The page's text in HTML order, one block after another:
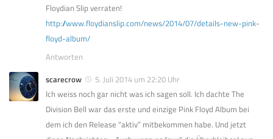
Floydian Slip verraten!
http://www.floydianslip.com/news/2014/07/details-new-pink-
floyd-album/
Antworten
scarecrow
5. Juli 2014 um 22:20 Uhr
Ich weiss noch gar nicht was ich sagen soll. Ich dachte The
Division Bell war das erste und einzige Pink Floyd Album bei
dem ich den Release “aktiv” mitbekommen habe. Und jetzt